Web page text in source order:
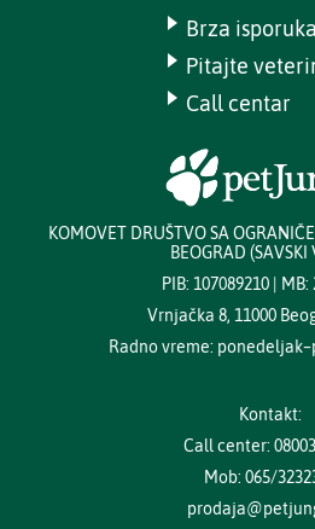
Brza isporuka
Pitajte
Call centar
KOMOVET DRUŠTVO SA
BEOGRAD (SAVSKI
PIB: 107089210 | MB:
Vrnjačka 8, 11000
Radno vreme:
Kontakt:
Call center:
Mob: 065/